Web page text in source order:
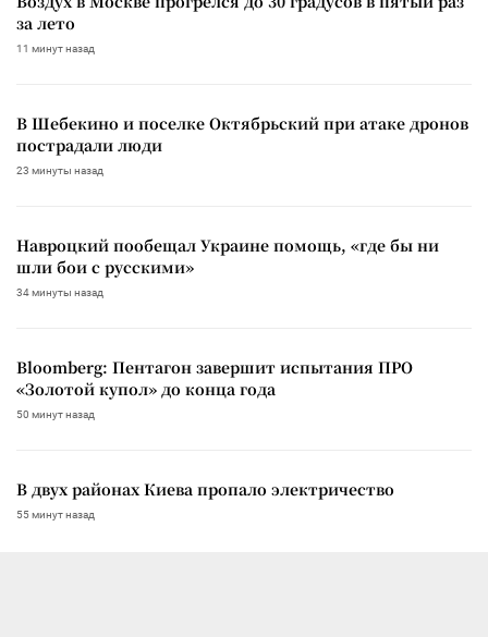
за лето
11 минут назад
В Шебекино и поселке Октябрьский при атаке дронов
пострадали люди
23 минуты назад
Навроцкий пообещал Украине помощь, «где бы ни
шли бои с русскими»
34 минуты назад
Bloomberg: Пентагон завершит испытания ПРО
«Золотой купол» до конца года
50 минут назад
В двух районах Киева пропало электричество
55 минут назад